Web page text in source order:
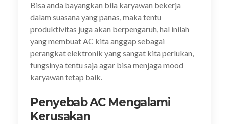
Bisa anda bayangkan bila karyawan bekerja
dalam suasana yang panas, maka tentu
produktivitas juga akan berpengaruh, hal inilah
yang membuat AC kita anggap sebagai
perangkat elektronik yang sangat kita perlukan,
fungsinya tentu saja agar bisa menjaga mood
karyawan tetap baik.
Penyebab AC Mengalami
Kerusakan